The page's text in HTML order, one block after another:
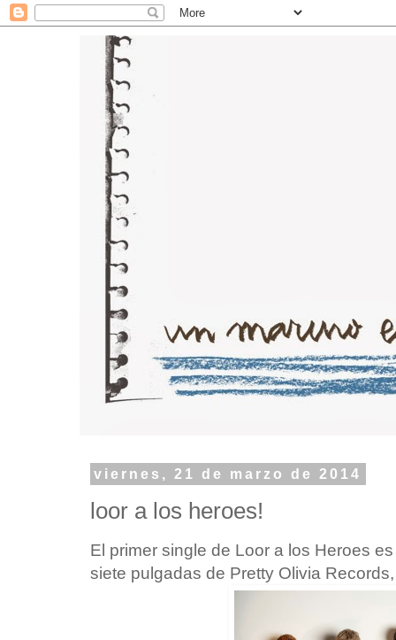
viernes, 21 de marzo de 2014
loor a los heroes!
El primer single de Loor a los Heroes
siete pulgadas de Pretty Olivia